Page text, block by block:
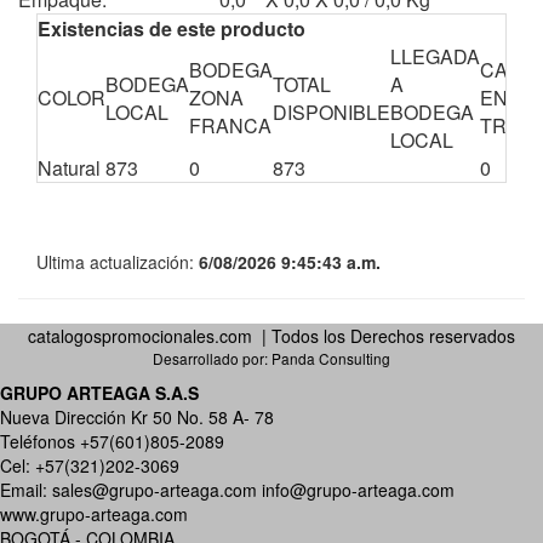
Existencias de este producto
COLORBODEGA
LOCAL
BODEGA
ZONA
FRANCA
TOTAL
DISPONIBLE
LLEGADA
A
BODEGA
LOCAL
EN
Natural 873 0 873 0
Ultima actualización: 6/08/2026 9:45:43 a.m.
catalogospromocionales.com | Todos los Derechos reservados
Desarrollado por: Panda Consulting
GRUPO ARTEAGA S.A.S
Nueva Dirección Kr 50 No. 58 A- 78
Teléfonos +57(601)805-2089
Cel: +57(321)202-3069
Email: sales@grupo-arteaga.com info@grupo-arteaga.com
www.grupo-arteaga.com
BOGOTÁ - COLOMBIA